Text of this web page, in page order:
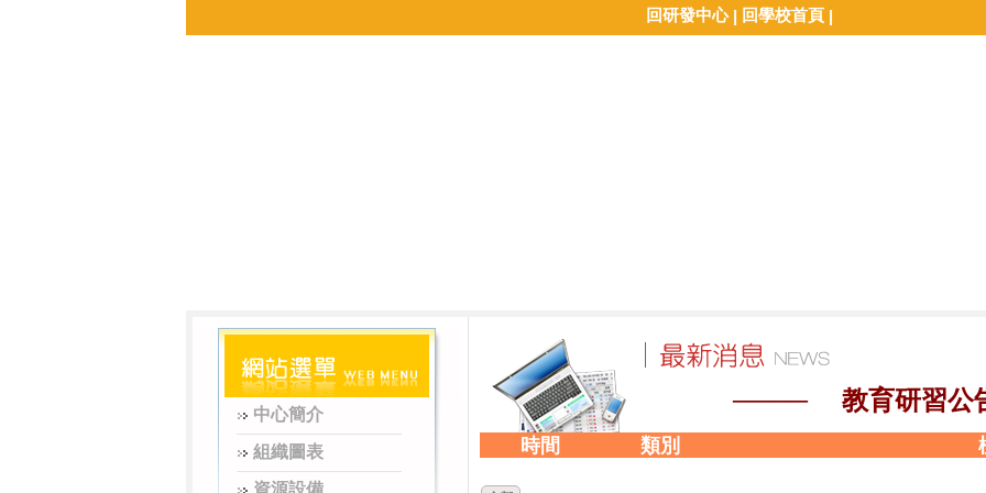
回研發中心| 回學校首頁 |
中心簡介
組織圖表
資源設備
──── 教育研習
時間 類別